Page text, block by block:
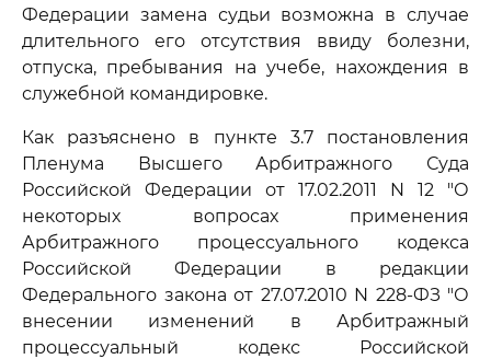
Федерации замена судьи возможна в случае
длительного его отсутствия ввиду болезни,
отпуска, пребывания на учебе, нахождения в
служебной командировке.
Как разъяснено в пункте 3.7 постановления
Пленума Высшего Арбитражного Суда
Российской Федерации от 17.02.2011 N 12 "О
некоторых вопросах применения
Арбитражного процессуального кодекса
Российской Федерации в редакции
Федерального закона от 27.07.2010 N 228-ФЗ "О
внесении изменений в Арбитражный
процессуальный кодекс Российской